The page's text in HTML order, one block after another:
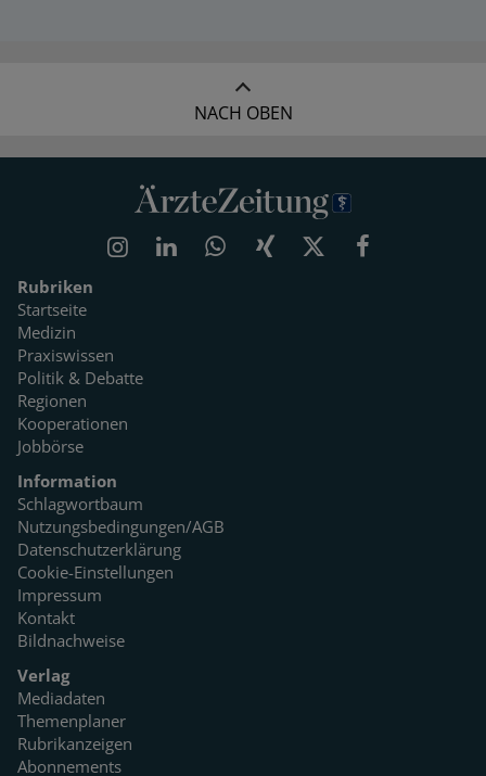
NACH OBEN
Rubriken
Startseite
Medizin
Praxiswissen
Politik & Debatte
Regionen
Kooperationen
Jobbörse
Information
Schlagwortbaum
Nutzungsbedingungen/AGB
Datenschutzerklärung
Cookie-Einstellungen
Impressum
Kontakt
Bildnachweise
Verlag
Mediadaten
Themenplaner
Rubrikanzeigen
Abonnements